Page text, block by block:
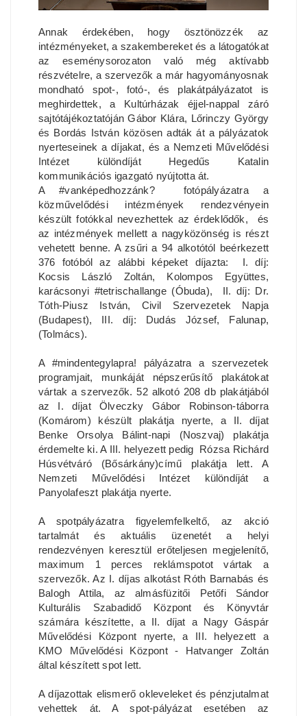
Annak érdekében, hogy ösztönözzék az
intézményeket, a szakembereket és a látogatókat
az eseménysorozaton való még aktívabb
részvételre, a szervezők a már hagyományosnak
mondható spot-, fotó-, és plakátpályázatot is
meghirdettek, a Kultúrházak éjjel-nappal záró
sajtótájékoztatóján Gábor Klára, Lőrinczy György
és Bordás István közösen adták át a pályázatok
nyerteseinek a díjakat, és a Nemzeti Művelődési
Intézet különdíját Hegedűs Katalin
kommunikációs igazgató nyújtotta át.
A #vanképedhozzánk? fotópályázatra a
közművelődési intézmények rendezvényein
készült fotókkal nevezhettek az érdeklődők, és
az intézmények mellett a nagyközönség is részt
vehetett benne. A zsűri a 94 alkotótól beérkezett
376 fotóból az alábbi képeket díjazta: I. díj:
Kocsis László Zoltán, Kolompos Együttes,
karácsonyi #tetrischallange (Óbuda), II. díj: Dr.
Tóth-Piusz István, Civil Szervezetek Napja
(Budapest), III. díj: Dudás József, Falunap,
(Tolmács).
A #mindentegylapra! pályázatra a szervezetek
programjait, munkáját népszerűsítő plakátokat
vártak a szervezők. 52 alkotó 208 db plakátjából
az I. díjat Ölveczky Gábor Robinson-táborra
(Komárom) készült plakátja nyerte, a II. díjat
Benke Orsolya Bálint-napi (Noszvaj) plakátja
érdemelte ki. A III. helyezett pedig Rózsa Richárd
Húsvétváró (Bősárkány)című plakátja lett. A
Nemzeti Művelődési Intézet különdíját a
Panyolafeszt plakátja nyerte.
A spotpályázatra figyelemfelkeltő, az akció
tartalmát és aktuális üzenetét a helyi
rendezvényen keresztül erőteljesen megjelenítő,
maximum 1 perces reklámspotot vártak a
szervezők. Az I. díjas alkotást Róth Barnabás és
Balogh Attila, az almásfüzitői Petőfi Sándor
Kulturális Szabadidő Központ és Könyvtár
számára készítette, a II. díjat a Nagy Gáspár
Művelődési Központ nyerte, a III. helyezett a
KMO Művelődési Központ - Hatvanger Zoltán
által készített spot lett.
A díjazottak elismerő okleveleket és pénzjutalmat
vehettek át. A spot-pályázat esetében az